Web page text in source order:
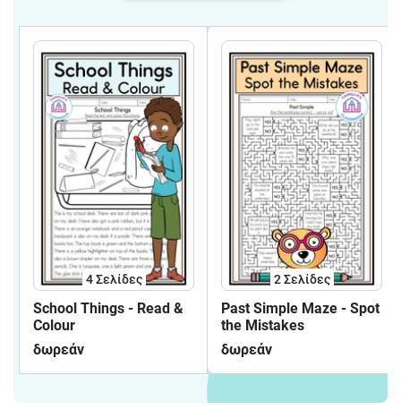
4Σελίδες
School Things - Read &
Colour
δωρεάν
2Σελίδες
Past Simple Maze - Spot
the Mistakes
δωρεάν